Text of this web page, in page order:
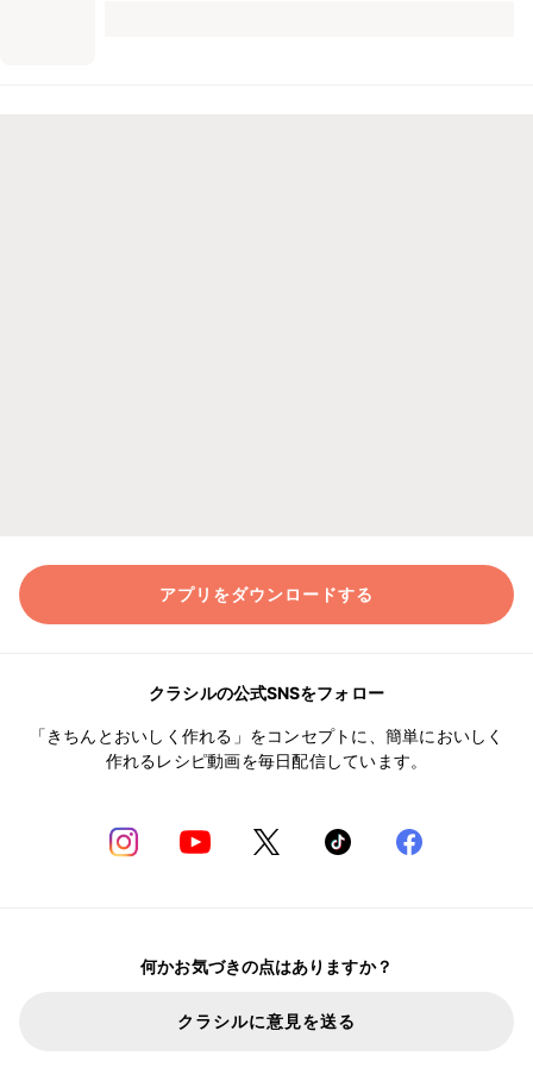
アプリをダウンロードする
クラシルの公式SNSをフォロー
「きちんとおいしく作れる」をコンセプトに、簡単においしく
作れるレシピ動画を毎日配信しています。
何かお気づきの点はありますか？
クラシルに意見を送る